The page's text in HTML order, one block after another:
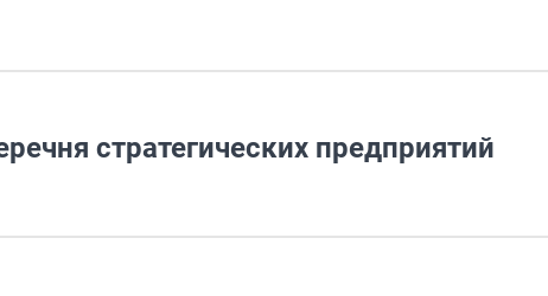
стратегических предприятий